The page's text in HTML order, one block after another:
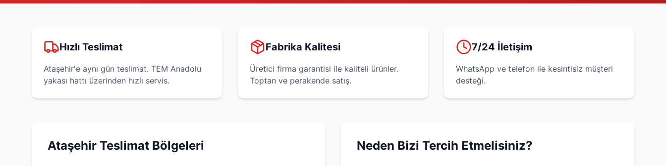
Hızlı Teslimat
Ataşehir'e aynı gün teslimat. TEM Anadolu
yakası hattı üzerinden hızlı servis.
Fabrika Kalitesi
Üretici firma garantisi ile kaliteli ürünler.
Toptan ve perakende satış.
7/24 İletişim
WhatsApp ve telefon ile kesintisiz müşteri
desteği.
Ataşehir Teslimat Bölgeleri Neden Bizi Tercih Etmelisiniz?